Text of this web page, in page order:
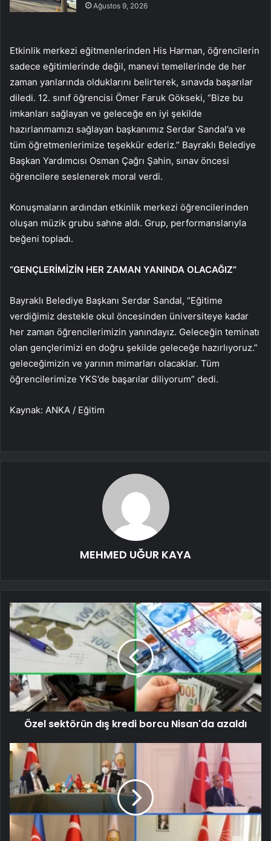
Ağustos 9, 2026
Etkinlik merkezi eğitmenlerinden His Harman, öğrencilerin
sadece eğitimlerinde değil, manevi temellerinde de her
zaman yanlarında olduklarını belirterek, sınavda başarılar
diledi. 12. sınıf öğrencisi Ömer Faruk Gökseki, “Bize bu
imkanları sağlayan ve geleceğe en iyi şekilde
hazırlanmamızı sağlayan başkanımız Serdar Sandal’a ve
tüm öğretmenlerimize teşekkür ederiz.” Bayraklı Belediye
Başkan Yardımcısı Osman Çağrı Şahin, sınav öncesi
öğrencilere seslenerek moral verdi.
Konuşmaların ardından etkinlik merkezi öğrencilerinden
oluşan müzik grubu sahne aldı. Grup, performanslarıyla
beğeni topladı.
“GENÇLERİMİZİN HER ZAMAN YANINDA OLACAĞIZ”
Bayraklı Belediye Başkanı Serdar Sandal, “Eğitime
verdiğimiz destekle okul öncesinden üniversiteye kadar
her zaman öğrencilerimizin yanındayız. Geleceğin teminatı
olan gençlerimizi en doğru şekilde geleceğe hazırlıyoruz.”
geleceğimizin ve yarının mimarları olacaklar. Tüm
öğrencilerimize YKS’de başarılar diliyorum” dedi.
Kaynak: ANKA / Eğitim
MEHMED UĞUR KAYA
Özel sektörün dış kredi borcu Nisan'da azaldı